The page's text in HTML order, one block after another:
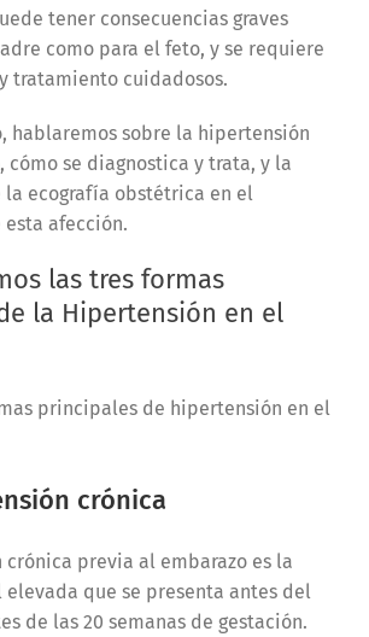
tener consecuencias graves
como para el feto, y se requiere
tratamiento cuidadosos.
hablaremos sobre la hipertensión
cómo se diagnostica y trata, y la
ecografía obstétrica en el
afección.
las tres formas
la Hipertensión en el
principales de hipertensión en el
crónica
crónica previa al embarazo es la
que se presenta antes del
de las 20 semanas de gestación.